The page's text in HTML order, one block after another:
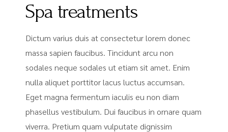
Spa treatments
Dictum varius duis at consectetur lorem donec
massa sapien faucibus. Tincidunt arcu non
sodales neque sodales ut etiam sit amet. Enim
nulla aliquet porttitor lacus luctus accumsan.
Eget magna fermentum iaculis eu non diam
phasellus vestibulum. Dui faucibus in ornare quam
viverra. Pretium quam vulputate dignissim